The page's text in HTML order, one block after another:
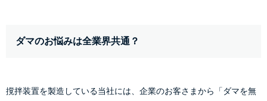
ダマのお悩みは全業界共通？
撹拌装置を製造している当社には、企業のお客さまから「ダマを無